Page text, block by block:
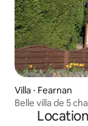
Villa ⋅ Fearnan
Belle villa de 5